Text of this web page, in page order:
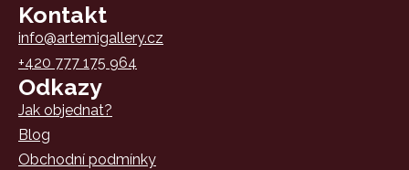
Kontakt
info@artemigallery.cz
+420 777 175 964
Odkazy
Jak objednat?
Blog
Obchodní podmínky